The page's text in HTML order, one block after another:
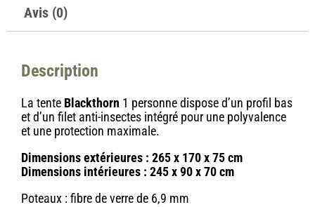
Avis (0)
Description
La tente Blackthorn 1 personne dispose d’un profil bas
et d’un filet anti-insectes intégré pour une polyvalence
et une protection maximale.
Dimensions extérieures : 265 x 170 x 75 cm
Dimensions intérieures : 245 x 90 x 70 cm
Poteaux : fibre de verre de 6,9 mm